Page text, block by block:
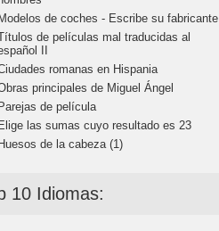
de coches - Escribe su fabricante
de películas mal traducidas al
II
romanas en Hispania
principales de Miguel Ángel
de película
las sumas cuyo resultado es 23
de la cabeza (1)
10 Idiomas: